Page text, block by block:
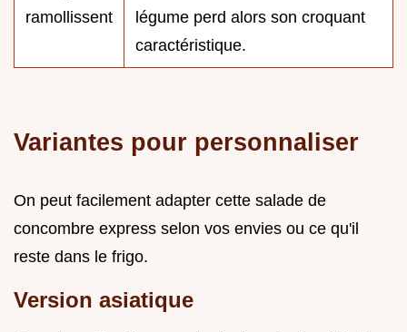
ramollissent
légume perd alors son croquant
caractéristique.
Variantes pour personnaliser
On peut facilement adapter cette salade de
concombre express selon vos envies ou ce qu'il
reste dans le frigo.
Version asiatique